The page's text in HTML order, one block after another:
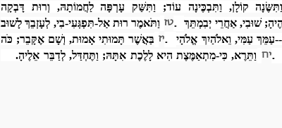
וַתִּשֶּׂנָה קוֹלָן, וַתִּבְכֶּינָה עוֹד; וַתִּשַּׁק עָרְפָּה לַחֲמוֹתָהּ, וְרוּת דָּבְקָה
שׁוּבִי, אַחֲרֵי יְבִמְתֵּךְ .טז וַתֹּאמֶר רוּת אַל-תִּפְגְּעִי-בִי, לְעָזְבֵךְ לָשׁוּב
עַמֵּךְ עַמִּי, וֵאלֹהַיִךְ אֱלֹהָי
.יז בַּאֲשֶׁר תָּמוּתִי אָמוּת, וְשָׁם אֶקָּבֵר; כֹּה
.יח וַתֵּרֶא, כִּי-מִתְאַמֶּצֶת הִיא לָלֶכֶת אִתָּהּ; וַתֶּחְדַּל, לְדַבֵּר אֵלֶיהָ.